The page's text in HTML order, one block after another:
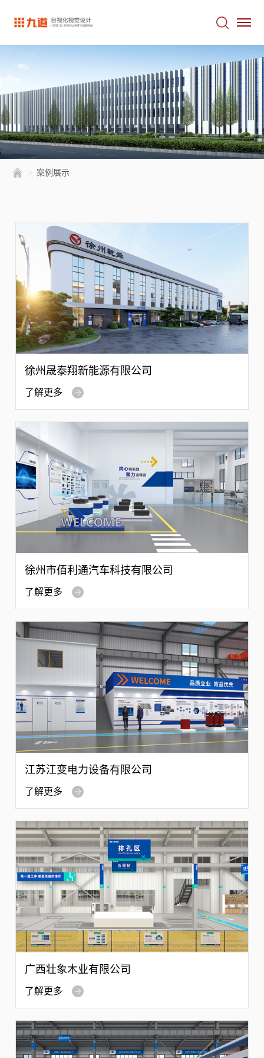
> 案例展示
徐州晟泰翔新能源有限公司
了解更多
徐州市佰利通汽车科技有限公司
了解更多
江苏江变电力设备有限公司
了解更多
广西壮象木业有限公司
了解更多